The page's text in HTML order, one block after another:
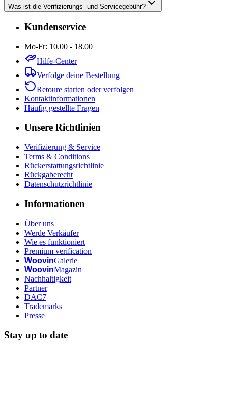
Was ist die Verifizierungs- und Servicegebühr?
Kundenservice
Mo-Fr: 10.00 - 18.00
Hilfe-Center
Verfolge deine Bestellung
Retoure starten oder verfolgen
Kontaktinformationen
Häufig gestellte Fragen
Unsere Richtlinien
Verifizierung & Service
Terms & Conditions
Rückerstattungsrichtlinie
Rückgaberecht
Datenschutzrichtlinie
Informationen
Über uns
Werde Verkäufer
Wie es funktioniert
Premium verification
WoovinGalerie
WoovinMagazin
Nachhaltigkeit
Partner
DAC7
Trademarks
Presse
Stay up to date